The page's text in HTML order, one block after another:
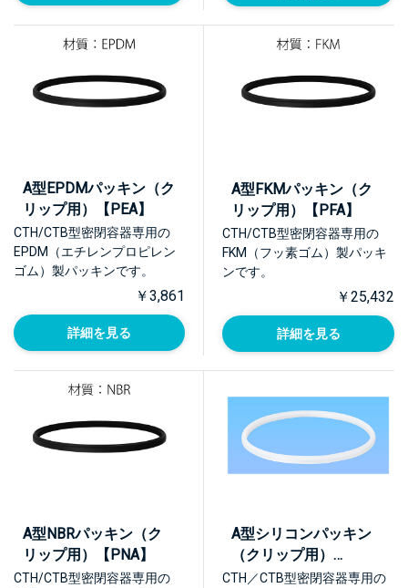
A型EPDMパッキン（ク
リップ用）【PEA】
CTH/CTB型密閉容器専用の
EPDM（エチレンプロピレン
ゴム）製パッキンです。
￥3,861
詳細を見る
A型FKMパッキン（ク
リップ用）【PFA】
CTH/CTB型密閉容器専用の
FKM（フッ素ゴム）製パッキ
ンです。
￥25,432
詳細を見る
A型NBRパッキン（ク
リップ用）【PNA】
CTH/CTB型密閉容器専用の
A型シリコンパッキン
（クリップ用）
【PQA】
CTH／CTB型密閉容器専用の